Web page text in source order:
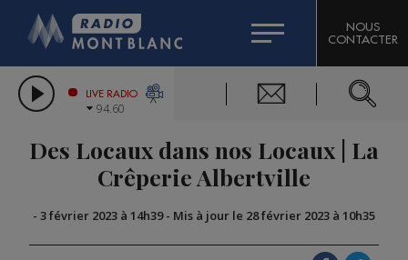
LES CHRONIQUES DE L'EXPERT
CITIZEN MACHINERY
GRAND MASSIF DOMAINES SKIABLES
BIGARD
COMPAGNIE DU MONT-BLANC
NOUS
CONTACTER
LIVE RADIO
94.60
Des Locaux dans nos Locaux | La
Crêperie Albertville
- 3 février 2023 à 14h39- Mis à jour le 28 février 2023 à 10h35